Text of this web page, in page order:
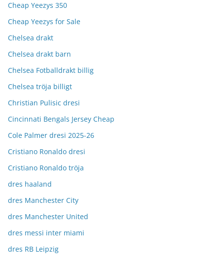
Cheap Yeezys 350
Cheap Yeezys for Sale
Chelsea drakt
Chelsea drakt barn
Chelsea Fotballdrakt billig
Chelsea tröja billigt
Christian Pulisic dresi
Cincinnati Bengals Jersey Cheap
Cole Palmer dresi 2025-26
Cristiano Ronaldo dresi
Cristiano Ronaldo tröja
dres haaland
dres Manchester City
dres Manchester United
dres messi inter miami
dres RB Leipzig